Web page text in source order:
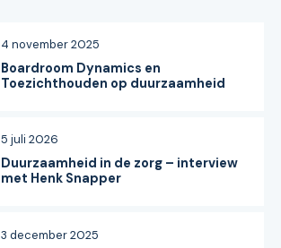
Boardroom Dynamics en
Toezichthouden op duurzaamheid
4 november 2025
Duurzaamheid in de zorg – interview
met Henk Snapper
5 juli 2026
3 december 2025